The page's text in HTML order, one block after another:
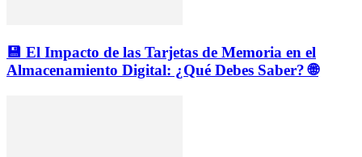
💾 El Impacto de las Tarjetas de Memoria en el
Almacenamiento Digital: ¿Qué Debes Saber? 🌐